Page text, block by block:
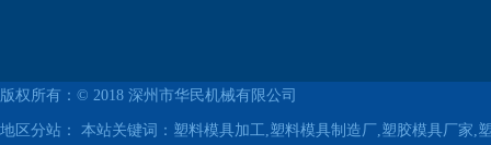
版权所有：© 2018 深州市华民机械有限公司
地区分站： 本站关键词：塑料模具加工,塑料模具制造厂,塑胶模具厂家,